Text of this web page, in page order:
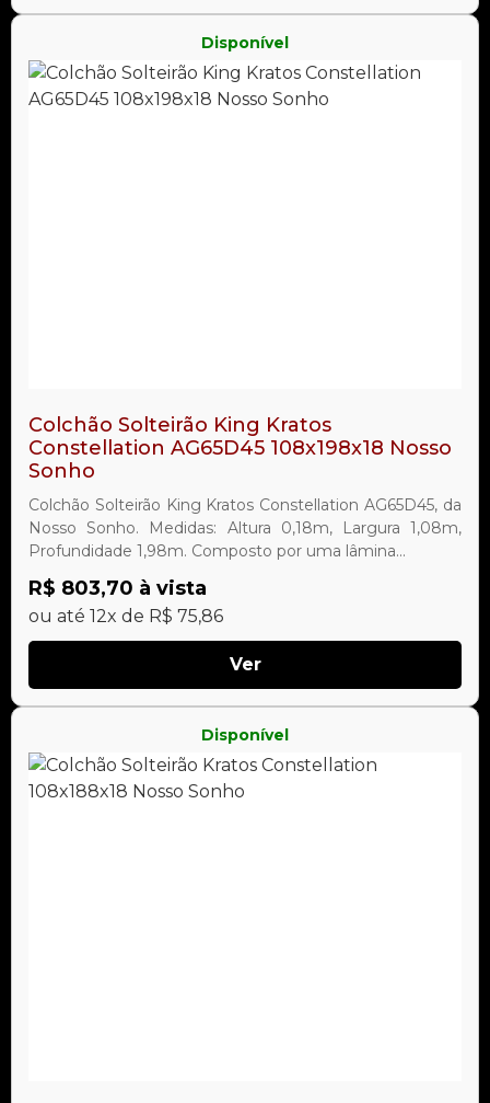
Disponível
Colchão Solteirão King Kratos
Constellation AG65D45 108x198x18 Nosso
Sonho
Colchão Solteirão King Kratos Constellation AG65D45, da
Nosso Sonho. Medidas: Altura 0,18m, Largura 1,08m,
Profundidade 1,98m. Composto por uma lâmina...
R$ 803,70 à vista
ou até 12x de R$ 75,86
Ver
Disponível